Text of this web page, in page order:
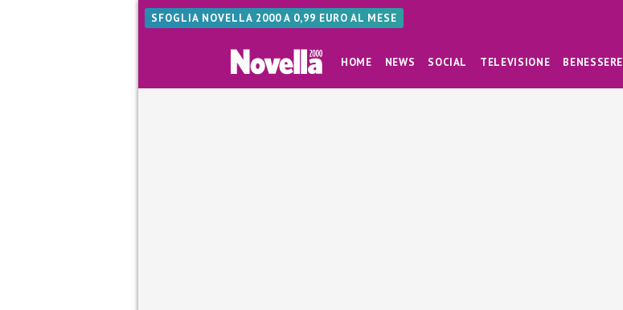
SFOGLIA NOVELLA 2000 A 0,99 EURO AL MESE
HOME NEWS SOCIAL TELEVISIONE BENESSERE